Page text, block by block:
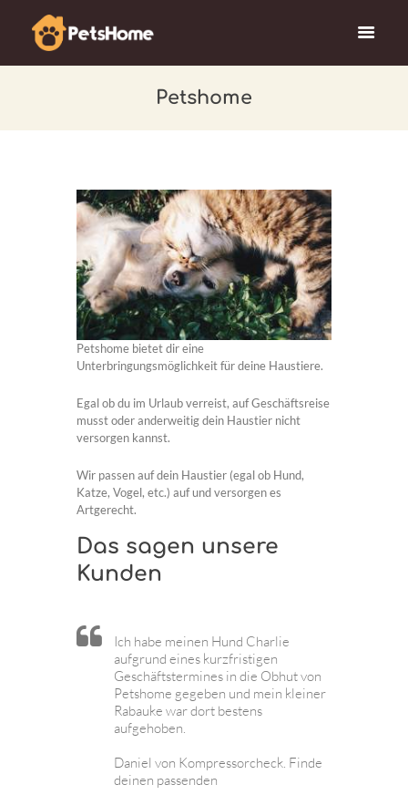
Petshome
Petshome bietet dir eine
Unterbringungsmöglichkeit für deine Haustiere.
Egal ob du im Urlaub verreist, auf Geschäftsreise
musst oder anderweitig dein Haustier nicht
versorgen kannst.
Wir passen auf dein Haustier (egal ob Hund,
Katze, Vogel, etc.) auf und versorgen es
Artgerecht.
Das sagen unsere
Kunden
Ich habe meinen Hund Charlie
aufgrund eines kurzfristigen
Geschäftstermines in die Obhut von
Petshome gegeben und mein kleiner
Rabauke war dort bestens
aufgehoben.
Daniel von Kompressorcheck. Finde
deinen passenden